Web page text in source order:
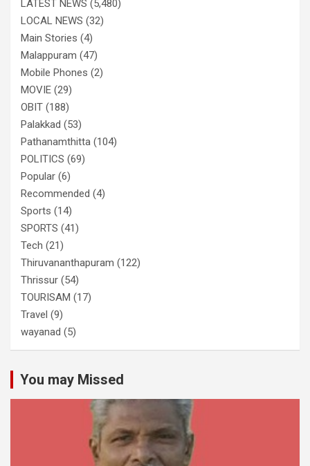
LATEST NEWS (5,480)
LOCAL NEWS (32)
Main Stories (4)
Malappuram (47)
Mobile Phones (2)
MOVIE (29)
OBIT (188)
Palakkad (53)
Pathanamthitta (104)
POLITICS (69)
Popular (6)
Recommended (4)
Sports (14)
SPORTS (41)
Tech (21)
Thiruvananthapuram (122)
Thrissur (54)
TOURISAM (17)
Travel (9)
wayanad (5)
You may Missed